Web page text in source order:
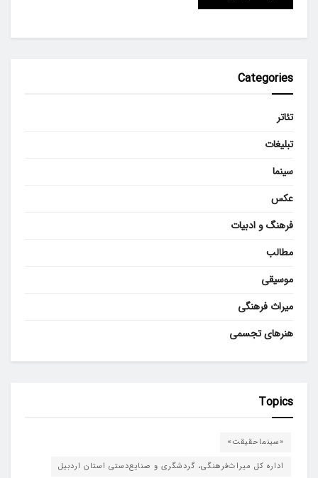
Categories
تئاتر
تبلیغات
سینما
عکس
فرهنگ و ادبیات
مطالب
موسیقی
میراث فرهنگی
هنرهای تجسمی
Topics
«سینماحقیقت»
اداره کل میراث‌فرهنگی، گردشگری و صنایع‌دستی استان اردبیل